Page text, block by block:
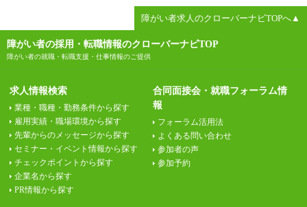
障がい者求人のクローバーナビTOPへ▲
障がい者の採用・転職情報のクローバーナビTOP
障がい者の就職・転職支援・仕事情報のご提供
求人情報検索
業種・職種・勤務条件から探す
雇用実績・職場環境から探す
先輩からのメッセージから探す
セミナー・イベント情報から探す
チェックポイントから探す
企業名から探す
PR情報から探す
合同面接会・就職フォーラム情
報
フォーラム活用法
よくある問い合わせ
参加者の声
参加予約